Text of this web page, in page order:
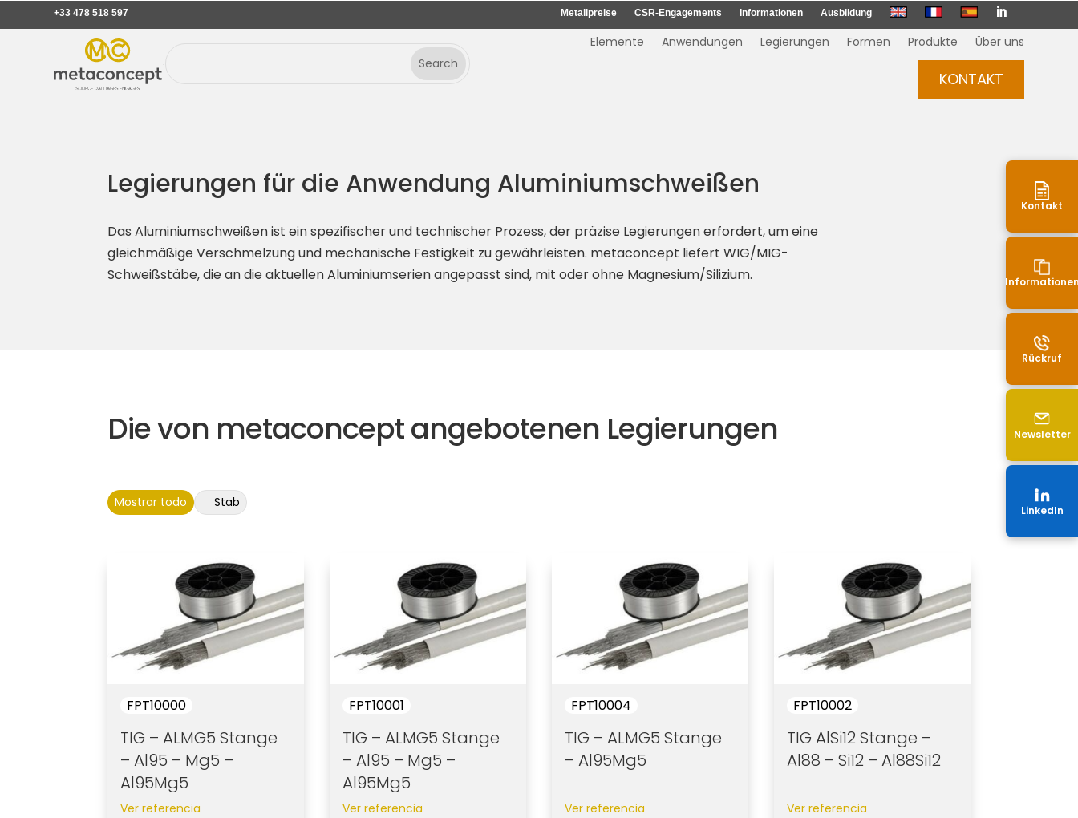
+33 478 518 597 Metallpreise CSR-Engagements Informationen Ausbildung 
Elemente Anwendungen Legierungen Formen Produkte Über uns
KONTAKT
Legierungen für die Anwendung Aluminiumschweißen
Das Aluminiumschweißen ist ein spezifischer und technischer Prozess, der präzise Legierungen erfordert, um eine
gleichmäßige Verschmelzung und mechanische Festigkeit zu gewährleisten. metaconcept liefert WIG/MIG-
Schweißstäbe, die an die aktuellen Aluminiumserien angepasst sind, mit oder ohne Magnesium/Silizium.
Die von metaconcept angebotenen Legierungen
Mostrar todo Stab
FPT10000
TIG – ALMG5 Stange
– Al95 – Mg5 –
Al95Mg5
Ver referencia
FPT10001
TIG – ALMG5 Stange
– Al95 – Mg5 –
Al95Mg5
Ver referencia
FPT10004
TIG – ALMG5 Stange
– Al95Mg5
Ver referencia
FPT10002
TIG AlSi12 Stange –
Al88 – Si12 – Al88Si12
Ver referencia
Kontakt
Rückruf
Newsletter
LinkedIn